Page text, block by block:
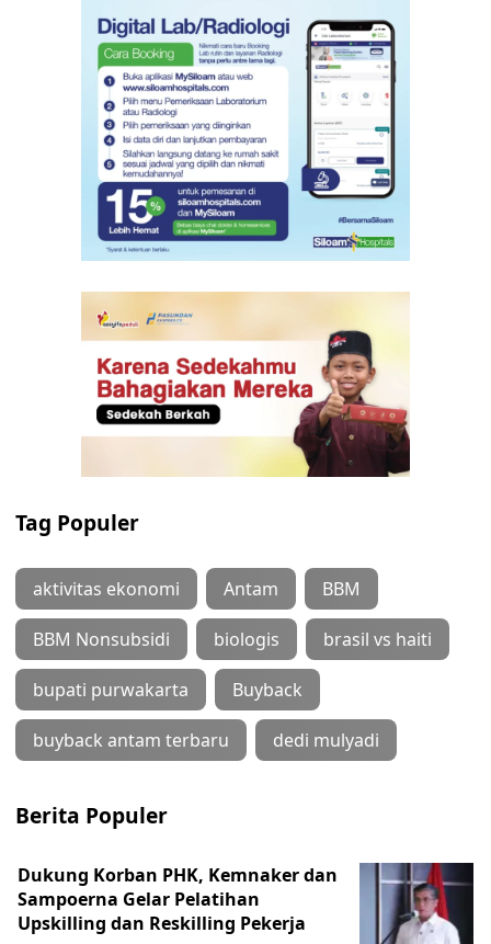
Tag Populer
aktivitas ekonomi Antam BBM
BBM Nonsubsidi biologis brasil vs haiti
bupati purwakarta Buyback
buyback antam terbaru dedi mulyadi
Berita Populer
Dukung Korban PHK, Kemnaker dan
Sampoerna Gelar Pelatihan
Upskilling dan Reskilling Pekerja